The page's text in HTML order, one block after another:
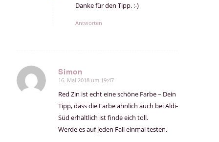
Danke für den Tipp. :-)
Antworten
Simon
sagte:
16. Mai 2018 um 19:47
Red Zin ist echt eine schöne Farbe – Dein
Tipp, dass die Farbe ähnlich auch bei Aldi-
Süd erhältlich ist finde eich toll.
Werde es auf jeden Fall einmal testen.